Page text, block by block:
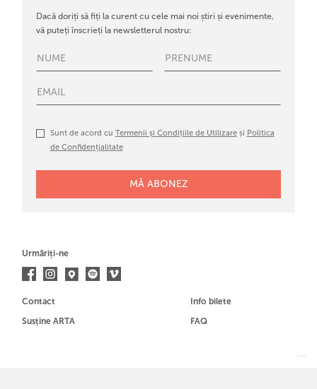
Dacă doriți să fiți la curent cu cele mai noi știri și evenimente,
vă puteți înscrieți la newsletterul nostru:
Sunt de acord cu Termenii și Condițiile de Utilizareși Politica
de Confidențialitate
Urmăriți-ne
Contact
Susține ARTA
Info bilete
FAQ